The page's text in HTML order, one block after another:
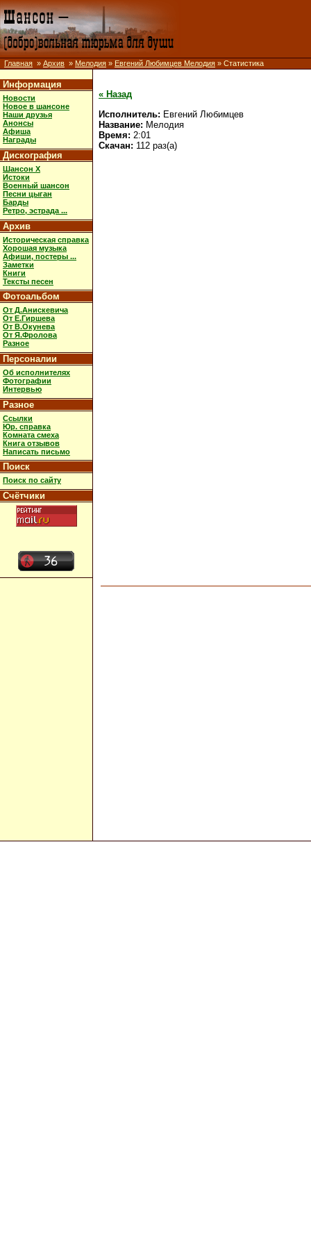
Главная » Архив » Мелодия » Евгений Любимцев Мелодия » Статистика
Информация
Новости
Новое в шансоне
Наши друзья
Анонсы
Афиша
Награды
Дискография
Шансон X
Истоки
Военный шансон
Песни цыган
Барды
Ретро, эстрада ...
Архив
Историческая справка
Хорошая музыка
Афиши, постеры ...
Заметки
Книги
Тексты песен
Фотоальбом
От Д.Анискевича
От Е.Гиршева
От В.Окунева
От Я.Фролова
Разное
Персоналии
Об исполнителях
Фотографии
Интервью
Разное
Ссылки
Юр. справка
Комната смеха
Книга отзывов
Написать письмо
Поиск
Поиск по сайту
Счётчики
« Назад
Исполнитель: Евгений Любимцев
Название: Мелодия
Время: 2:01
Скачан: 112 раз(а)